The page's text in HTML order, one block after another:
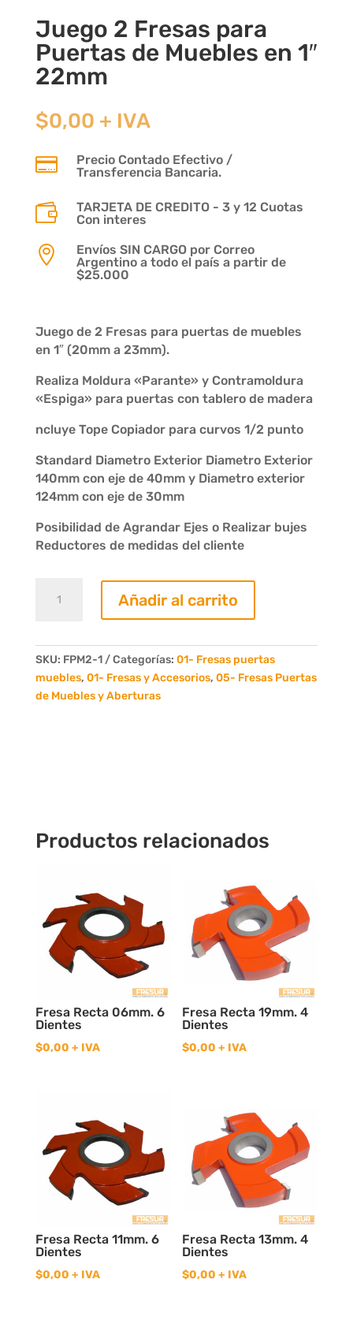
Juego 2 Fresas para
Puertas de Muebles en 1″
22mm
$0,00 + IVA

Precio Contado Efectivo /
Transferencia Bancaria.

TARJETA DE CREDITO - 3 y 12 Cuotas
Con interes

Envíos SIN CARGO por Correo
Argentino a todo el país a partir de
$25.000
Juego de 2 Fresas para puertas de muebles
en 1″ (20mm a 23mm).
Realiza Moldura «Parante» y Contramoldura
«Espiga» para puertas con tablero de madera
ncluye Tope Copiador para curvos 1/2 punto
Standard Diametro Exterior Diametro Exterior
140mm con eje de 40mm y Diametro exterior
124mm con eje de 30mm
Posibilidad de Agrandar Ejes o Realizar bujes
Reductores de medidas del cliente
Puertas
de
Muebles
Añadir al carrito
SKU: FPM2-1 Categorías: 01- Fresas puertas
muebles, 01- Fresas y Accesorios, 05- Fresas Puertas
de Muebles y Aberturas
Productos relacionados
Fresa Recta 06mm. 6
Dientes
$0,00 + IVA
Fresa Recta 19mm. 4
Dientes
$0,00 + IVA
Fresa Recta 11mm. 6
Dientes
$0,00 + IVA
Fresa Recta 13mm. 4
Dientes
$0,00 + IVA